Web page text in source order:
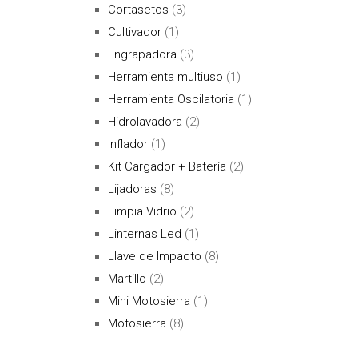
Cortasetos (3)
Cultivador (1)
Engrapadora (3)
Herramienta multiuso (1)
Herramienta Oscilatoria (1)
Hidrolavadora (2)
Inflador (1)
Kit Cargador + Batería (2)
Lijadoras (8)
Limpia Vidrio (2)
Linternas Led (1)
Llave de Impacto (8)
Martillo (2)
Mini Motosierra (1)
Motosierra (8)